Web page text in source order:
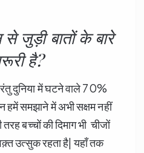
से जुड़ी बातों के बारे
है?
दुनिया में घटने वाले 70%
हमें समझाने में अभी सक्षम नहीं
बच्चों की दिमाग भी चीजों
उत्सुक रहता है| यहाँ तक